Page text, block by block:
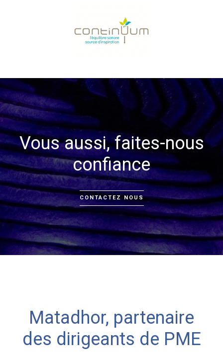
Vous aussi, faites-nous
confiance
CONTACTEZ NOUS
Matadhor, partenaire
des dirigeants de PME